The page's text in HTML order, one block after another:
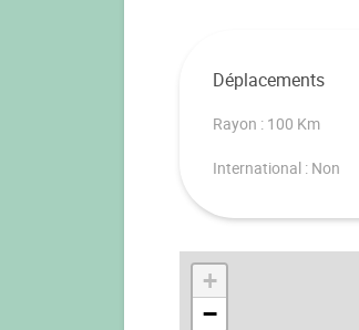
Déplacements
Rayon : 100 Km
International : Non
+
−